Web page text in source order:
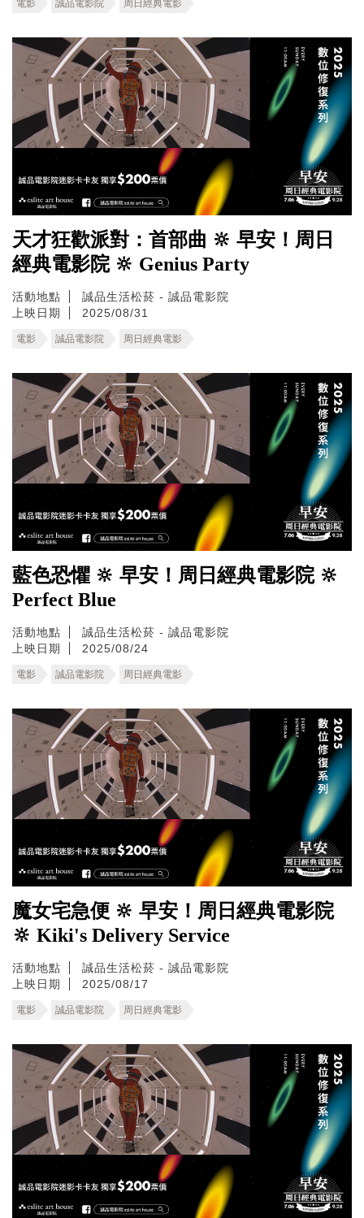
電影 誠品電影院 周日經典電影
天才狂歡派對：首部曲 🔆 早安！周日
經典電影院 🔆 Genius Party
活動地點
誠品生活松菸 - 誠品電影院
上映日期
2025/08/31
電影 誠品電影院 周日經典電影
藍色恐懼 🔆 早安！周日經典電影院 🔆
Perfect Blue
活動地點
誠品生活松菸 - 誠品電影院
上映日期
2025/08/24
電影 誠品電影院 周日經典電影
魔女宅急便 🔆 早安！周日經典電影院
🔆 Kiki's Delivery Service
活動地點
誠品生活松菸 - 誠品電影院
上映日期
2025/08/17
電影 誠品電影院 周日經典電影